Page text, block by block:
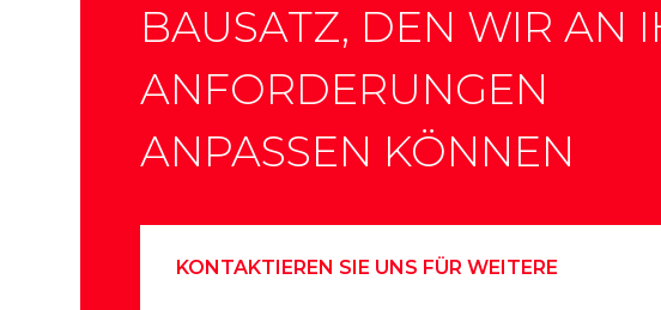
BAUSATZ, DEN WIR AN
ANFORDERUNGEN
ANPASSEN KÖNNEN
KONTAKTIEREN SIE UNS FÜR WEITERE